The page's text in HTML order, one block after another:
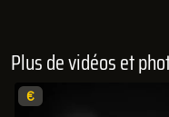
Plus de vidéos et
€